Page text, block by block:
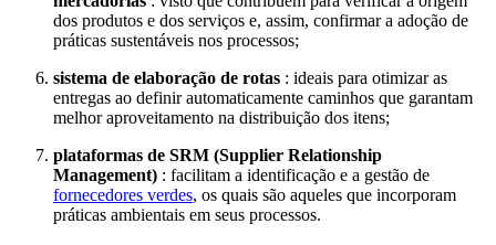
dos produtos e dos serviços e, assim, confirmar a adoção de
práticas sustentáveis nos processos;
sistema de elaboração de rotas : ideais para otimizar as
entregas ao definir automaticamente caminhos que garantam
melhor aproveitamento na distribuição dos itens;
plataformas de SRM (Supplier Relationship
Management) : facilitam a identificação e a gestão de
fornecedores verdes, os quais são aqueles que incorporam
práticas ambientais em seus processos.